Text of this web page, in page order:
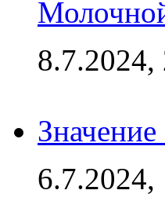
8.7.2024,
6.7.2024,